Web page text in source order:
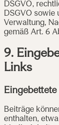
DSGVO,
DSGVO sowie
Verwaltung,
gemäß Art. 6
9.
Links
Beiträge
enthalten,